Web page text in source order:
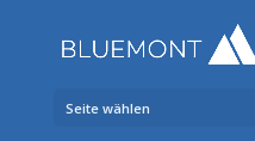
Seite wählen